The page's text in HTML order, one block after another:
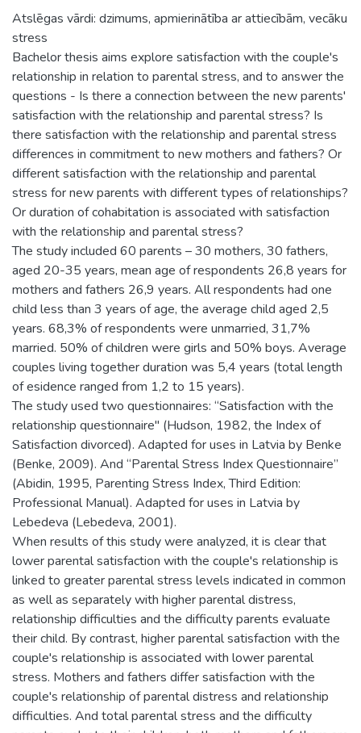
Atslēgas vārdi: dzimums, apmierinātība ar attiecībām, vecāku
stress
Bachelor thesis aims explore satisfaction with the couple's
relationship in relation to parental stress, and to answer the
questions - Is there a connection between the new parents'
satisfaction with the relationship and parental stress? Is
there satisfaction with the relationship and parental stress
differences in commitment to new mothers and fathers? Or
different satisfaction with the relationship and parental
stress for new parents with different types of relationships?
Or duration of cohabitation is associated with satisfaction
with the relationship and parental stress?
The study included 60 parents – 30 mothers, 30 fathers,
aged 20-35 years, mean age of respondents 26,8 years for
mothers and fathers 26,9 years. All respondents had one
child less than 3 years of age, the average child aged 2,5
years. 68,3% of respondents were unmarried, 31,7%
married. 50% of children were girls and 50% boys. Average
couples living together duration was 5,4 years (total length
of esidence ranged from 1,2 to 15 years).
The study used two questionnaires: “Satisfaction with the
relationship questionnaire" (Hudson, 1982, the Index of
Satisfaction divorced). Adapted for uses in Latvia by Benke
(Benke, 2009). And “Parental Stress Index Questionnaire”
(Abidin, 1995, Parenting Stress Index, Third Edition:
Professional Manual). Adapted for uses in Latvia by
Lebedeva (Lebedeva, 2001).
When results of this study were analyzed, it is clear that
lower parental satisfaction with the couple's relationship is
linked to greater parental stress levels indicated in common
as well as separately with higher parental distress,
relationship difficulties and the difficulty parents evaluate
their child. By contrast, higher parental satisfaction with the
couple's relationship is associated with lower parental
stress. Mothers and fathers differ satisfaction with the
couple's relationship of parental distress and relationship
difficulties. And total parental stress and the difficulty